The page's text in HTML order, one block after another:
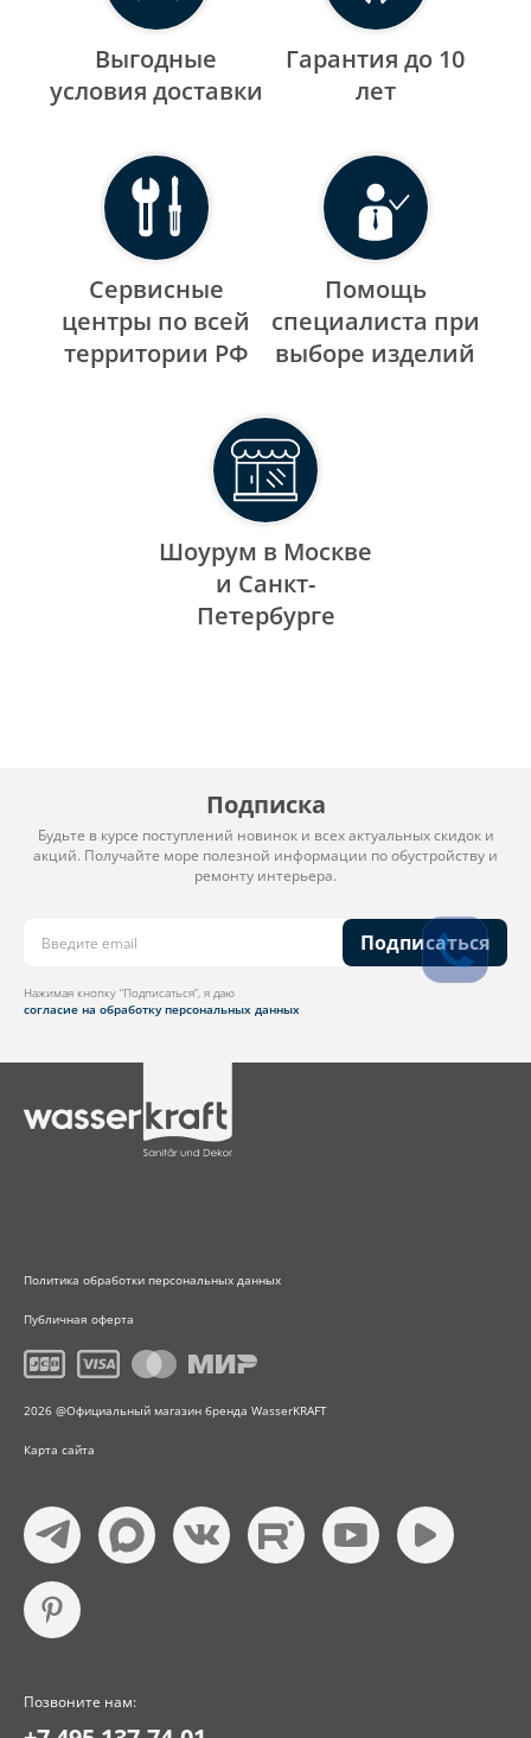
Выгодные
уcловия доставки
Гарантия до 10
лет
Сервисные
центры по всей
территории РФ
Помощь
специалиста при
выборе изделий
Шоурум в Москве
и Санкт-
Петербурге
Подписка
Будьте в курсе поступлений новинок и всех актуальных скидок и
акций. Получайте море полезной информации по обустройству и
ремонту интерьера.
Подписаться
Нажимая кнопку “Подписаться”, я даю
согласие на обработку персональных данных
Политика обработки персональных данных
Публичная оферта
2026 @Официальный магазин бренда WasserKRAFT
Карта сайта
Позвоните нам: